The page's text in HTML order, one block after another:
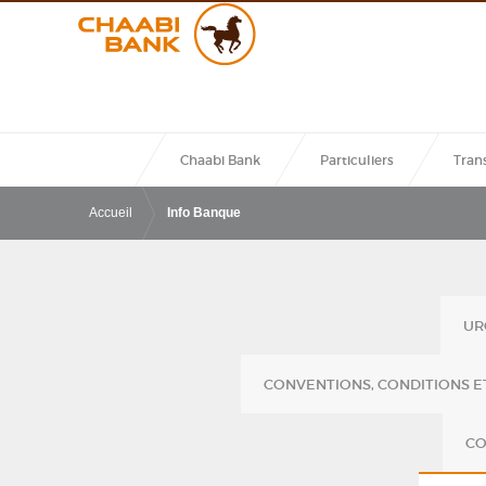
Merci de renseigner les champs ci-
permettre de vous identifier. Nous vous
ensuite un courrier contenant votre
Chaabi Bank Particuliers
Accueil Info Banque
CONVENTIONS, CONDITIONS